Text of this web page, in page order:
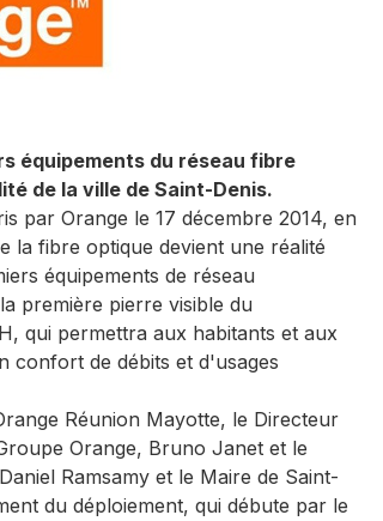
équipements du réseau fibre
de la ville de Saint-Denis.
par Orange le 17 décembre 2014, en
la fibre optique devient une réalité
équipements de réseau
première pierre visible du
qui permettra aux habitants et aux
confort de débits et d'usages
Réunion Mayotte, le Directeur
Orange, Bruno Janet et le
Ramsamy et le Maire de Saint-
du déploiement, qui débute par le